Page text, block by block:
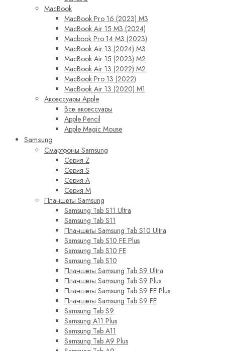
MacBook
MacBook Pro 16 (2023) M3
MacBook Air 15 M3 (2024)
Macbook Pro 14 M3 (2023)
MacBook Air 13 (2024) M3
MacBook Air 15 (2023) M2
MacBook Air 13 (2022) M2
MacBook Pro 13 (2022)
MacBook Air 13 (2020) M1
Аксессуары Apple
Все аксессуары
Apple Pencil
Apple Magic Mouse
Samsung
Смартфоны Samsung
Серия Z
Серия S
Серия A
Серия M
Планшеты Samsung
Samsung Tab S11 Ultra
Samsung Tab S11
Планшеты Samsung Tab S10 Ultra
Samsung Tab S10 FE Plus
Samsung Tab S10 FE
Samsung Tab S10
Планшеты Samsung Tab S9 Ultra
Планшеты Samsung Tab S9 Plus
Планшеты Samsung Tab S9 FE Plus
Планшеты Samsung Tab S9 FE
Samsung Tab S9
Samsung A11 Plus
Samsung Tab A11
Samsung Tab A9 Plus